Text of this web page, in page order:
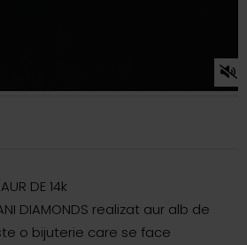
DE 14k
DIAMONDS realizat aur alb de
o bijuterie care se face